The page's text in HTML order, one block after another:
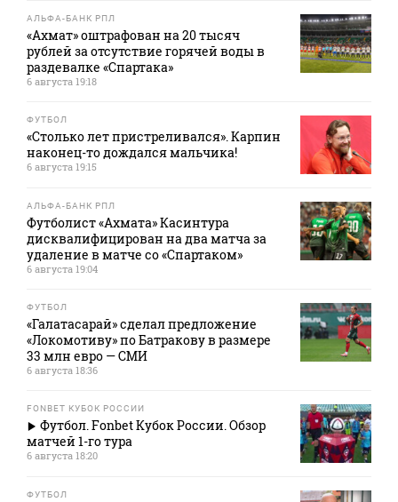
АЛЬФА-БАНК РПЛ
«Ахмат» оштрафован на 20 тысяч
рублей за отсутствие горячей воды в
раздевалке «Спартака»
6 августа 19:18
ФУТБОЛ
«Столько лет пристреливался». Карпин
наконец-то дождался мальчика!
6 августа 19:15
АЛЬФА-БАНК РПЛ
Футболист «Ахмата» Касинтура
дисквалифицирован на два матча за
удаление в матче со «Спартаком»
6 августа 19:04
ФУТБОЛ
«Галатасарай» сделал предложение
«Локомотиву» по Батракову в размере
33 млн евро — СМИ
6 августа 18:36
FONBET КУБОК РОССИИ
Футбол. Fonbet Кубок России. Обзор
матчей 1-го тура
6 августа 18:20
ФУТБОЛ